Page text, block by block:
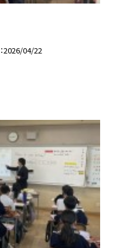
2026/04/22